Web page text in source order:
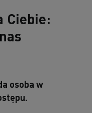
Ciebie:
osoba w